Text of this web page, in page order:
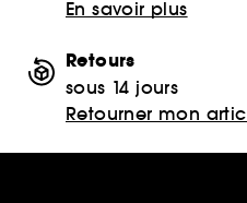
En savoir plus
Retours
sous 14 jours
Retourner mon